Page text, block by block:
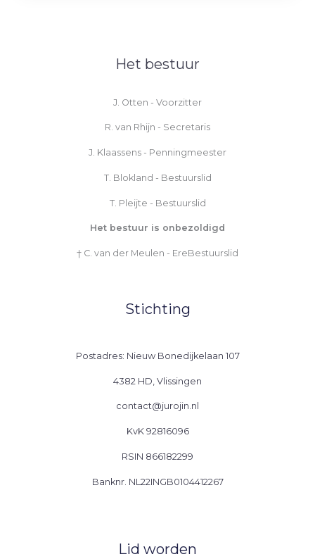
Het bestuur
J. Otten - Voorzitter
R. van Rhijn - Secretaris
J. Klaassens - Penningmeester
T. Blokland - Bestuurslid
T. Pleijte - Bestuurslid
Het bestuur is onbezoldigd
† C. van der Meulen - EreBestuurslid
Stichting
Postadres: Nieuw Bonedijkelaan 107
4382 HD, Vlissingen
contact@jurojin.nl
KvK 92816096
RSIN 866182299
Banknr. NL22INGB0104412267
Lid worden